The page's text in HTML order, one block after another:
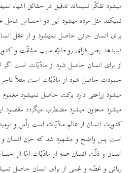
میشود تفکّر نمیماند تدقیق در حقائق اشیاء
نمیکند مثل مرده میشود این دو احساس
برای انسان حزنی حاصل نمیشود و از عقل
نمیدهد یعنی قوای روحانیّه سبب مشقّت و
از برای انسان حاصل شود از مادّیّات است
جمودت حاصل شود از مادّیّات است مثلاً
میشود زراعتی دارد برکت حاصل نمیشود مغموم
میشود محزون میشود مضطرب میگردد مقصود
کدورت انسان از عالم مادّیّات است یأس و
است پس واضح و مشهود شد که حزن انسان
انسان و ذلّت انسان همه از مادّیّات امّا از
زیانی و غصّه و غمی از برای انسان حاصل